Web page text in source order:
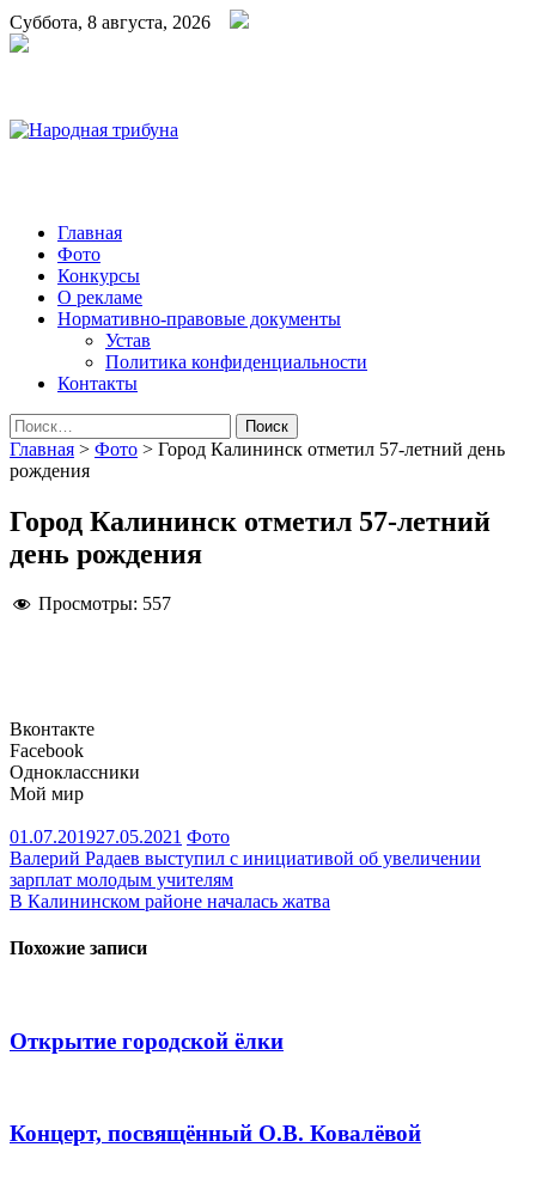
Суббота, 8 августа, 2026
Народная трибуна
Калининская районная газета
Главная
Фото
Конкурсы
О рекламе
Нормативно-правовые документы
Устав
Политика конфиденциальности
Контакты
Найти:
Главная > Фото > Город Калининск отметил 57-летний день
рождения
Город Калининск отметил 57-летний
день рождения
Просмотры: 557
Вконтакте
Facebook
Одноклассники
Мой мир
01.07.201927.05.2021 Фото
Навигация
по
Валерий Радаев выступил с инициативой об увеличении
зарплат молодым учителям
В Калининском районе началась жатва
Похожие записи
Открытие городской ёлки
Концерт, посвящённый О.В. Ковалёвой